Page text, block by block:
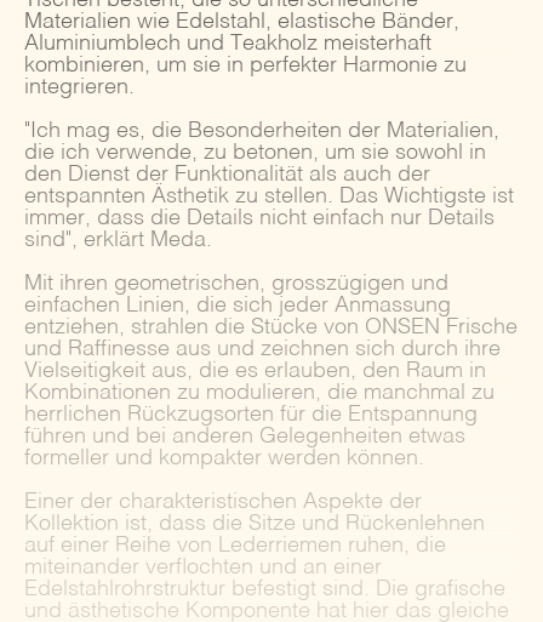
Materialien wie Edelstahl, elastische Bänder,
Aluminiumblech und Teakholz meisterhaft
kombinieren, um sie in perfekter Harmonie zu
integrieren.
"Ich mag es, die Besonderheiten der Materialien,
die ich verwende, zu betonen, um sie sowohl in
den Dienst der Funktionalität als auch der
entspannten Ästhetik zu stellen. Das Wichtigste ist
immer, dass die Details nicht einfach nur Details
sind", erklärt Meda.
Mit ihren geometrischen, grosszügigen und
einfachen Linien, die sich jeder Anmassung
entziehen, strahlen die Stücke von ONSEN Frische
und Raffinesse aus und zeichnen sich durch ihre
Vielseitigkeit aus, die es erlauben, den Raum in
Kombinationen zu modulieren, die manchmal zu
herrlichen Rückzugsorten für die Entspannung
führen und bei anderen Gelegenheiten etwas
formeller und kompakter werden können.
Einer der charakteristischen Aspekte der
Kollektion ist, dass die Sitze und Rückenlehnen
auf einer Reihe von Lederriemen ruhen, die
miteinander verflochten und an einer
Edelstahlrohrstruktur befestigt sind. Die grafische
und ästhetische Komponente hat hier das gleiche